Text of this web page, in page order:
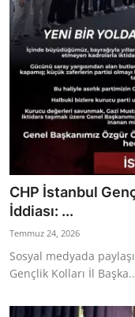
Eskişehir Siyaset
Siyaset
Türkiye Gündemi
Yerel
Eğitim
Ekonomi
Kütahya
CHP İstanbul
İddiası: ...
Temmuz 24, 2026
Sosyal medyada
Gençlik Kolları İl